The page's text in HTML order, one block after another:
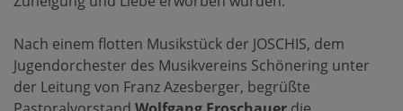
Nach einem flotten Musikstück der JOSCHIS, dem
Jugendorchester des Musikvereins Schönering unter
der Leitung von Franz Azesberger, begrüßte